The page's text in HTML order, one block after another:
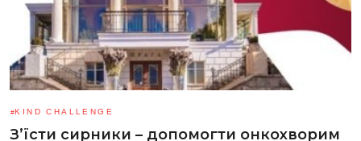
KIND CHALLENGE
З’їсти сирники – допомогти онкохворим